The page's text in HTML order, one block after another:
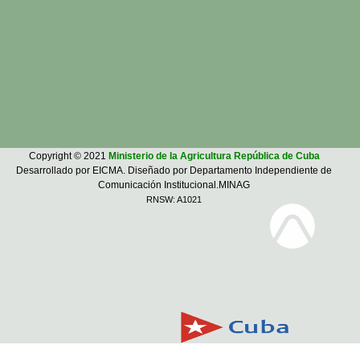
Copyright © 2021 Ministerio de la Agricultura República de Cuba
Desarrollado por EICMA. Diseñado por Departamento Independiente de
Comunicación Institucional.MINAG
RNSW: A1021